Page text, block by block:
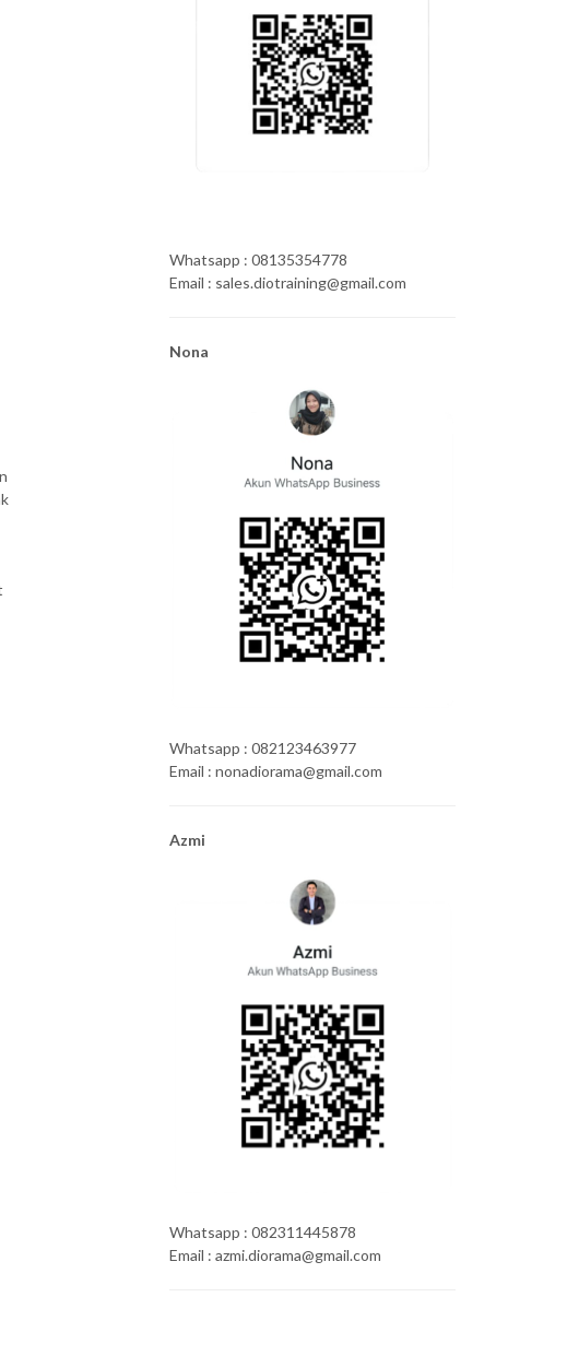
Whatsapp : 08135354778
Email : sales.diotraining@gmail.com
Nona
Whatsapp : 082123463977
Email : nonadiorama@gmail.com
Azmi
Whatsapp : 082311445878
Email : azmi.diorama@gmail.com